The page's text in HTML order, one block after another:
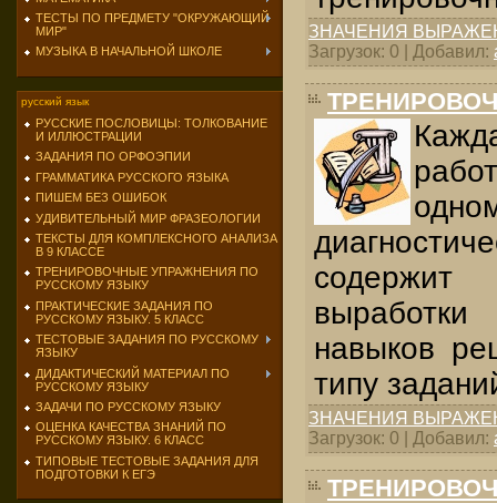
ТЕСТЫ ПО ПРЕДМЕТУ "ОКРУЖАЮЩИЙ
МИР"
МУЗЫКА В НАЧАЛЬНОЙ ШКОЛЕ
русский язык
РУССКИЕ ПОСЛОВИЦЫ: ТОЛКОВАНИЕ
И ИЛЛЮСТРАЦИИ
ЗАДАНИЯ ПО ОРФОЭПИИ
ГРАММАТИКА РУССКОГО ЯЗЫКА
ПИШЕМ БЕЗ ОШИБОК
УДИВИТЕЛЬНЫЙ МИР ФРАЗЕОЛОГИИ
ТЕКСТЫ ДЛЯ КОМПЛЕКСНОГО АНАЛИЗА
В 9 КЛАССЕ
ТРЕНИРОВОЧНЫЕ УПРАЖНЕНИЯ ПО
РУССКОМУ ЯЗЫКУ
ПРАКТИЧЕСКИЕ ЗАДАНИЯ ПО
РУССКОМУ ЯЗЫКУ. 5 КЛАСС
ТЕСТОВЫЕ ЗАДАНИЯ ПО РУССКОМУ
ЯЗЫКУ
ДИДАКТИЧЕСКИЙ МАТЕРИАЛ ПО
РУССКОМУ ЯЗЫКУ
ЗАДАЧИ ПО РУССКОМУ ЯЗЫКУ
ОЦЕНКА КАЧЕСТВА ЗНАНИЙ ПО
РУССКОМУ ЯЗЫКУ. 6 КЛАСС
ТИПОВЫЕ ТЕСТОВЫЕ ЗАДАНИЯ ДЛЯ
ПОДГОТОВКИ К ЕГЭ
ЗНАЧЕНИЯ
Загрузок: 0 | Добавил:
навыков
типу
ЗНАЧЕНИЯ
Загрузок: 0 | Добавил: